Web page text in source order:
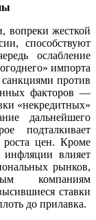
жесткой
способствуют
ослабление
импорта
против
факторов —
«некредитных»
дальнейшего
подталкивает
роста цен. Кроме
влияет
рынков,
компаниям
ставки
до прилавка.